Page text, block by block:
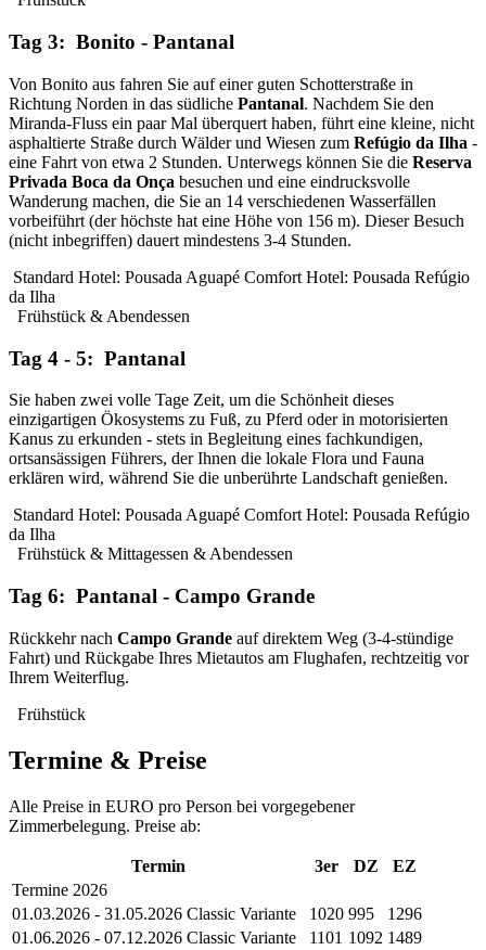
Tag 3: Bonito - Pantanal
Von Bonito aus fahren Sie auf einer guten Schotterstraße in
Richtung Norden in das südliche Pantanal. Nachdem Sie den
Miranda-Fluss ein paar Mal überquert haben, führt eine kleine, nicht
asphaltierte Straße durch Wälder und Wiesen zum Refúgio da Ilha -
eine Fahrt von etwa 2 Stunden. Unterwegs können Sie die Reserva
Privada Boca da Onça besuchen und eine eindrucksvolle
Wanderung machen, die Sie an 14 verschiedenen Wasserfällen
vorbeiführt (der höchste hat eine Höhe von 156 m). Dieser Besuch
(nicht inbegriffen) dauert mindestens 3-4 Stunden.
Standard Hotel: Pousada Aguapé Comfort Hotel: Pousada Refúgio
da Ilha
Frühstück & Abendessen
Tag 4 - 5: Pantanal
Sie haben zwei volle Tage Zeit, um die Schönheit dieses
einzigartigen Ökosystems zu Fuß, zu Pferd oder in motorisierten
Kanus zu erkunden - stets in Begleitung eines fachkundigen,
ortsansässigen Führers, der Ihnen die lokale Flora und Fauna
erklären wird, während Sie die unberührte Landschaft genießen.
Standard Hotel: Pousada Aguapé Comfort Hotel: Pousada Refúgio
da Ilha
Frühstück & Mittagessen & Abendessen
Tag 6: Pantanal - Campo Grande
Rückkehr nach Campo Grande auf direktem Weg (3-4-stündige
Fahrt) und Rückgabe Ihres Mietautos am Flughafen, rechtzeitig vor
Ihrem Weiterflug.
Frühstück
Termine & Preise
Alle Preise in EURO pro Person bei vorgegebener
Zimmerbelegung. Preise ab:
Termin 3er DZ
EZ
Termine 2026
01.03.2026 - 31.05.2026 Classic Variante
1020 995
1296
01.06.2026 - 07.12.2026 Classic Variante
1101 1092 1489